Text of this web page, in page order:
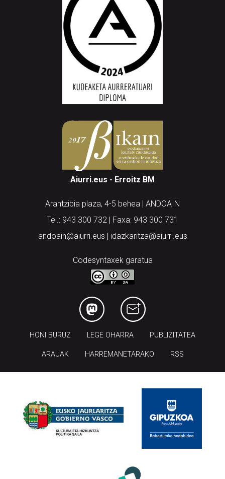
Aiurri.eus - Erroitz BM
Arantzibia plaza, 4-5 behea | ANDOAIN
Tel.: 943 300 732 | Faxa: 943 300 731
andoain@aiurri.eus | idazkaritza@aiurri.eus
Codesyntaxek garatua
HONI BURUZ LEGE OHARRA PUBLIZITATEA
ARAUAK HARREMANETARAKO RSS